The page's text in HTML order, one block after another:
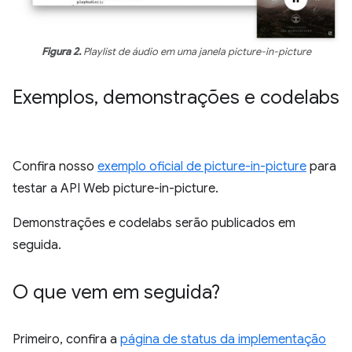
Figura 2.Playlist de áudio em uma janela picture-in-picture
Exemplos, demonstrações e codelabs
Confira nosso exemplo oficial de picture-in-picture para
testar a API Web picture-in-picture.
Demonstrações e codelabs serão publicados em
seguida.
O que vem em seguida?
Primeiro, confira a página de status da implementação